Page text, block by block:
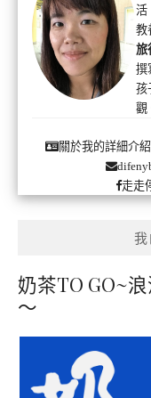
活
教
旅
撰
孩
觀
關於我的詳細介
走走
奶茶TO GO~
～